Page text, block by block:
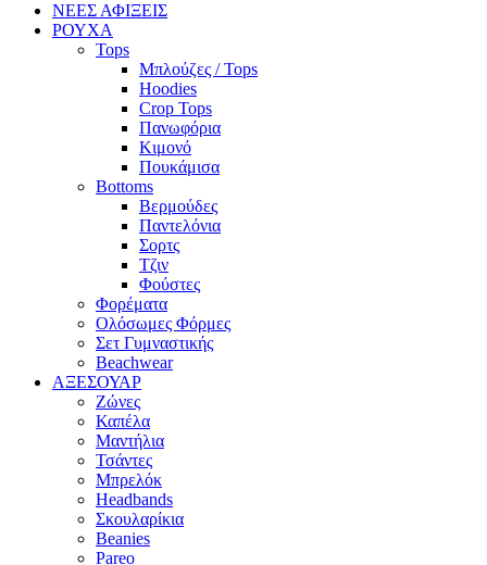
ΝΕΕΣ ΑΦΙΞΕΙΣ
ΡΟΥΧΑ
Tops
Μπλούζες / Tops
Hoodies
Crop Tops
Πανωφόρια
Κιμονό
Πουκάμισα
Bottoms
Βερμούδες
Παντελόνια
Σορτς
Τζιν
Φούστες
Φορέματα
Ολόσωμες Φόρμες
Σετ Γυμναστικής
Beachwear
ΑΞΕΣΟΥΑΡ
Ζώνες
Καπέλα
Μαντήλια
Τσάντες
Μπρελόκ
Headbands
Σκουλαρίκια
Beanies
Pareo